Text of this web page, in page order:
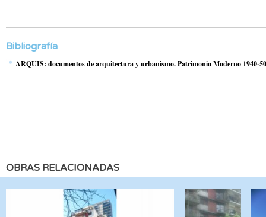
Bibliografía
ARQUIS: documentos de arquitectura y urbanismo. Patrimonio Moderno 1940-
OBRAS RELACIONADAS